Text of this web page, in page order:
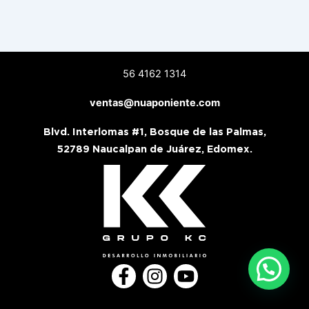
56 4162 1314
ventas@nuaponiente.com
Blvd. Interlomas #1, Bosque de las Palmas,
52789 Naucalpan de Juárez, Edomex.